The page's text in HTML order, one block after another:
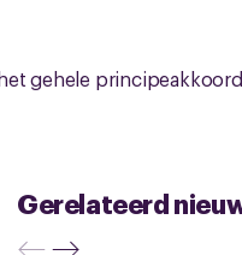
gehele principeakkoord
Gerelateerd